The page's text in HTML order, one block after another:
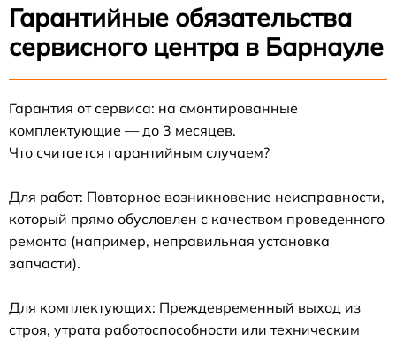
Гарантийные обязательства
сервисного центра в Барнауле
Гарантия от сервиса: на смонтированные
комплектующие — до 3 месяцев.
Что считается гарантийным случаем?
Для работ: Повторное возникновение неисправности,
который прямо обусловлен с качеством проведенного
ремонта (например, неправильная установка
запчасти).
Для комплектующих: Преждевременный выход из
строя, утрата работоспособности или техническим